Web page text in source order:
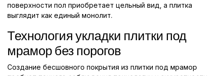
поверхности пол приобретает цельный вид, а плитка
выглядит как единый монолит.
Технология укладки плитки под
мрамор без порогов
Создание бесшовного покрытия из плитки под мрамор